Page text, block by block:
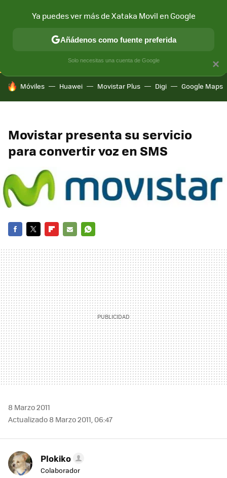
CONECTIVIDAD MÓVIL Y SOCIEDAD APLICACIONES
HOY SE HABLA DE
Móviles Huawei Movistar Plus Digi Google Maps
Movistar presenta su servicio
para convertir voz en SMS
MAIL
8 Marzo 2011
Actualizado 8 Marzo 2011, 06:47
Plokiko
Colaborador
×
Ya puedes ver más de Xataka Movil en Google
Añádenos como fuente preferida
Solo necesitas una cuenta de Google